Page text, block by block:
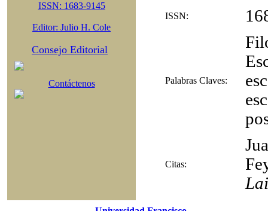
ISSN: 1683-9145
Editor: Julio H. Cole
Consejo Editorial
Contáctenos
ISSN:
Palabras Claves:
Citas: